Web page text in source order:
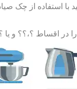
استفاده از چک